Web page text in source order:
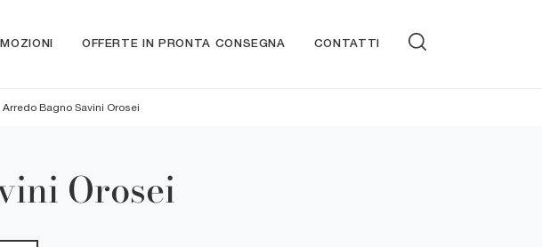
OFFERTE IN PRONTA CONSEGNA CONTATTI
Arredo Bagno Savini Orosei
Orosei